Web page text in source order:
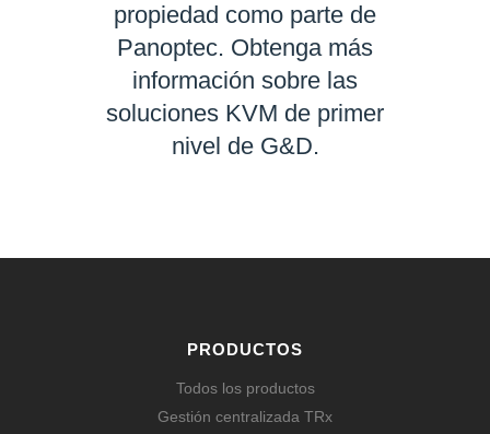
propiedad como parte de
Panoptec. Obtenga más
información sobre las
soluciones KVM de primer
nivel de G&D.
PRODUCTOS
Todos los productos
Gestión centralizada TRx